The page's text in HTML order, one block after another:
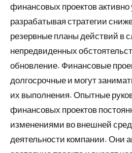
финансовых проектов
разрабатывая стратегии
резервные планы действий в
непредвиденных
обновление. Финансовые
долгосрочные и могут
их выполнения. Опытные
финансовых проектов
изменениями во внешней
деятельности компании. Они